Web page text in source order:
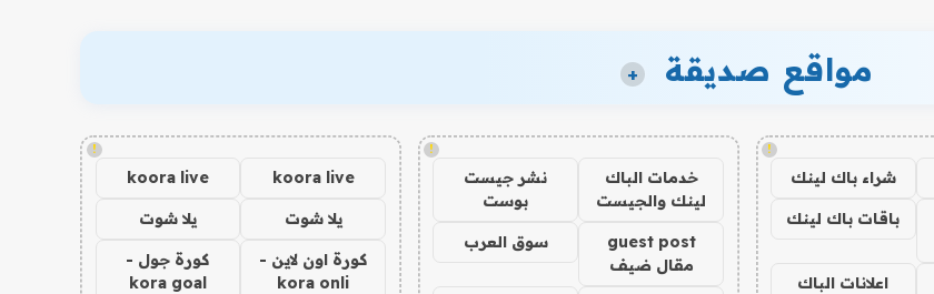
مواقع صديقة +
!
شراء باك لينك
باقات باك لينك
اعلانات الباك
!
خدمات الباك
لينك والجيست
نشر جيست
بوست
guest post
مقال ضيف
سوق العرب
!
koora live
koora live
يلا شوت يلا شوت
كورة اون لاين -
kora onli
كورة جول -
kora goal